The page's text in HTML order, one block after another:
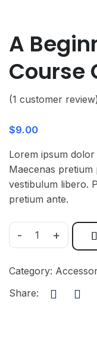
A
Course
(1 customer review)
$9.00
Lorem ipsum
Maecenas pretium
vestibulum libero.
pretium ante.
- +
Category:
Share: